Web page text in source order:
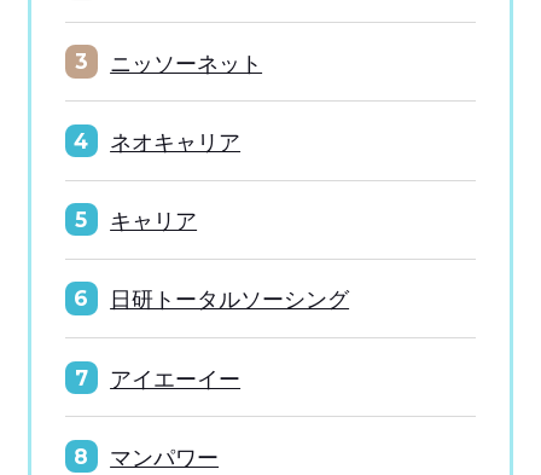
3 ニッソーネット
4 ネオキャリア
5 キャリア
6 日研トータルソーシング
7 アイエーイー
8 マンパワー